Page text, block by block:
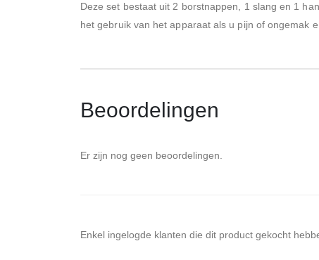
Deze set bestaat uit 2 borstnappen, 1 slang en 1
het gebruik van het apparaat als u pijn of ongemak
Beoordelingen
Er zijn nog geen beoordelingen.
Enkel ingelogde klanten die dit product gekocht